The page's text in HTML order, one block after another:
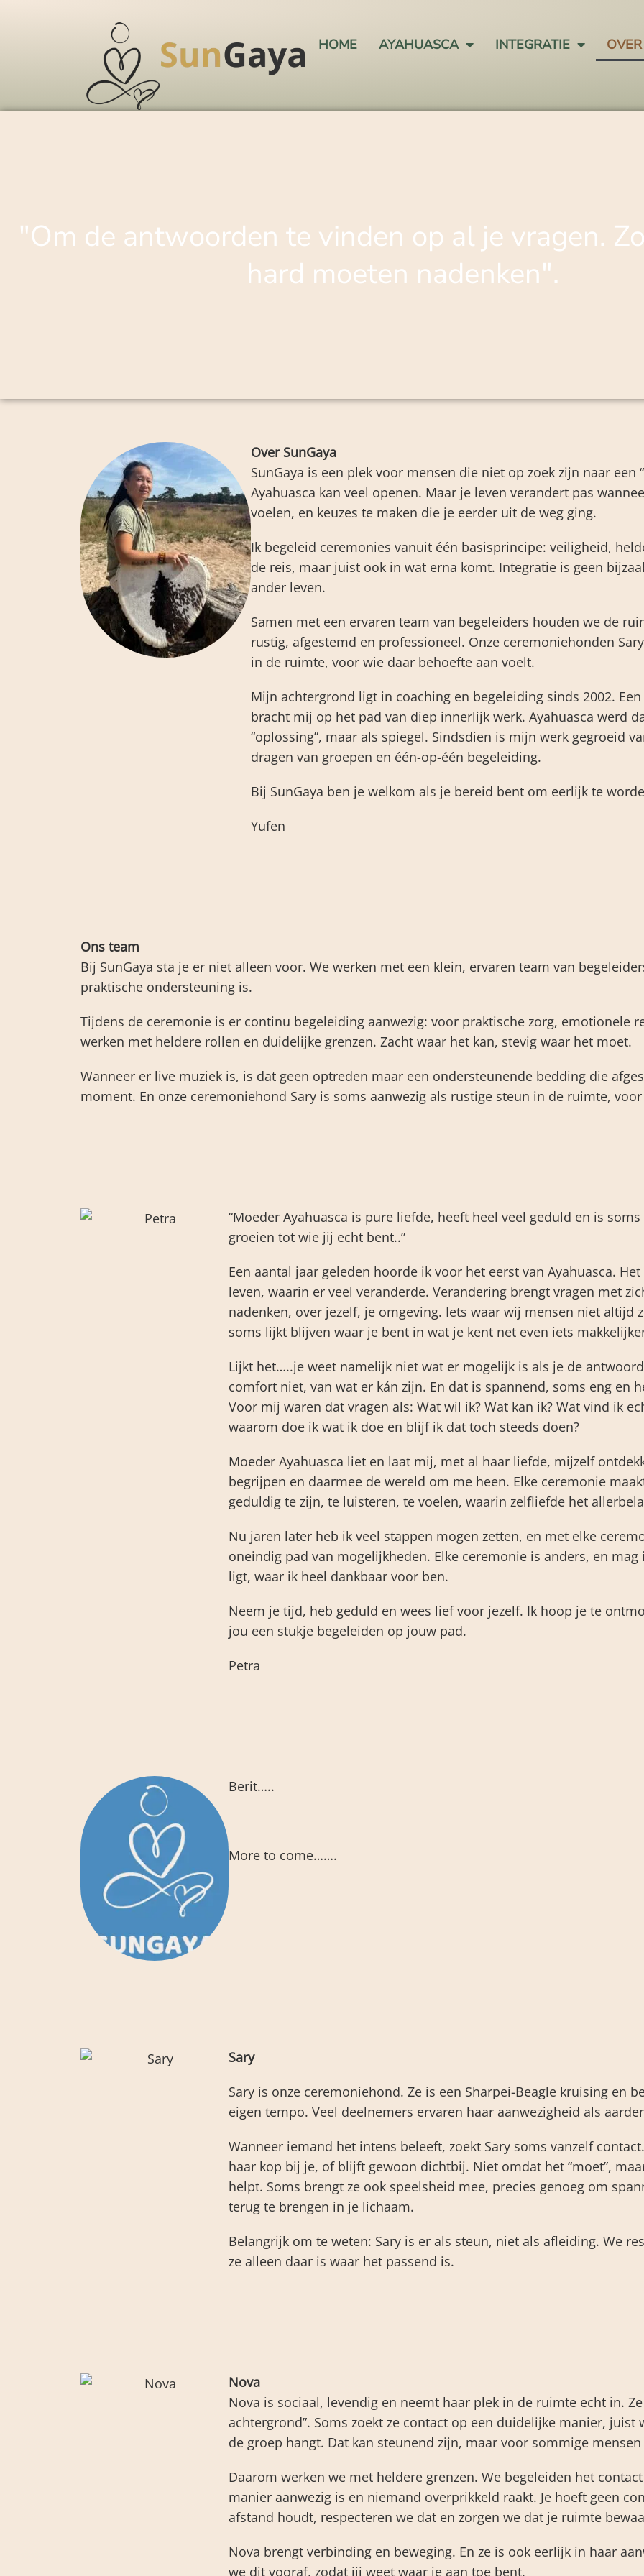
HOME AYAHUASCA INTEGRATIE
"Om de antwoorden te vinden op al je vragen.
hard moeten nadenken".
Over SunGaya
SunGaya is een plek voor mensen die niet op zoek zijn naar een
Ayahuasca kan veel openen. Maar je leven verandert pas
voelen, en keuzes te maken die je eerder uit de weg ging.
Ik begeleid ceremonies vanuit één basisprincipe: veiligheid,
de reis, maar juist ook in wat erna komt. Integratie is geen
ander leven.
Samen met een ervaren team van begeleiders houden we de
rustig, afgestemd en professioneel. Onze ceremoniehonden
in de ruimte, voor wie daar behoefte aan voelt.
Mijn achtergrond ligt in coaching en begeleiding sinds 2002.
bracht mij op het pad van diep innerlijk werk. Ayahuasca werd
“oplossing”, maar als spiegel. Sindsdien is mijn werk gegroeid
dragen van groepen en één-op-één begeleiding.
Bij SunGaya ben je welkom als je bereid bent om eerlijk te
Yufen
Ons team
Bij SunGaya sta je er niet alleen voor. We werken met een klein, ervaren team van
praktische ondersteuning is.
Tijdens de ceremonie is er continu begeleiding aanwezig: voor praktische zorg, emotionele
werken met heldere rollen en duidelijke grenzen. Zacht waar het kan, stevig waar het moet.
Wanneer er live muziek is, is dat geen optreden maar een ondersteunende bedding die
moment. En onze ceremoniehond Sary is soms aanwezig als rustige steun in de ruimte,
“Moeder Ayahuasca is pure liefde, heeft heel veel geduld en is
groeien tot wie jij echt bent..”
Een aantal jaar geleden hoorde ik voor het eerst van Ayahuasca.
leven, waarin er veel veranderde. Verandering brengt vragen met
nadenken, over jezelf, je omgeving. Iets waar wij mensen niet altijd
soms lijkt blijven waar je bent in wat je kent net even iets
Lijkt het…..je weet namelijk niet wat er mogelijk is als je de
comfort niet, van wat er kán zijn. En dat is spannend, soms eng en
Voor mij waren dat vragen als: Wat wil ik? Wat kan ik? Wat vind ik
waarom doe ik wat ik doe en blijf ik dat toch steeds doen?
Moeder Ayahuasca liet en laat mij, met al haar liefde, mijzelf
begrijpen en daarmee de wereld om me heen. Elke ceremonie
geduldig te zijn, te luisteren, te voelen, waarin zelfliefde het
Nu jaren later heb ik veel stappen mogen zetten, en met elke
oneindig pad van mogelijkheden. Elke ceremonie is anders, en
ligt, waar ik heel dankbaar voor ben.
Neem je tijd, heb geduld en wees lief voor jezelf. Ik hoop je te
jou een stukje begeleiden op jouw pad.
Petra
Berit…..
More to come…….
Sary
Sary is onze ceremoniehond. Ze is een Sharpei-Beagle kruising en
eigen tempo. Veel deelnemers ervaren haar aanwezigheid als
Wanneer iemand het intens beleeft, zoekt Sary soms vanzelf
haar kop bij je, of blijft gewoon dichtbij. Niet omdat het “moet”,
helpt. Soms brengt ze ook speelsheid mee, precies genoeg om
terug te brengen in je lichaam.
Belangrijk om te weten: Sary is er als steun, niet als afleiding. We
ze alleen daar is waar het passend is.
Nova
Nova is sociaal, levendig en neemt haar plek in de ruimte echt in.
achtergrond”. Soms zoekt ze contact op een duidelijke manier,
de groep hangt. Dat kan steunend zijn, maar voor sommige mensen
Daarom werken we met heldere grenzen. We begeleiden het
manier aanwezig is en niemand overprikkeld raakt. Je hoeft geen
afstand houdt, respecteren we dat en zorgen we dat je ruimte
Nova brengt verbinding en beweging. En ze is ook eerlijk in haar
we dit vooraf, zodat jij weet waar je aan toe bent.